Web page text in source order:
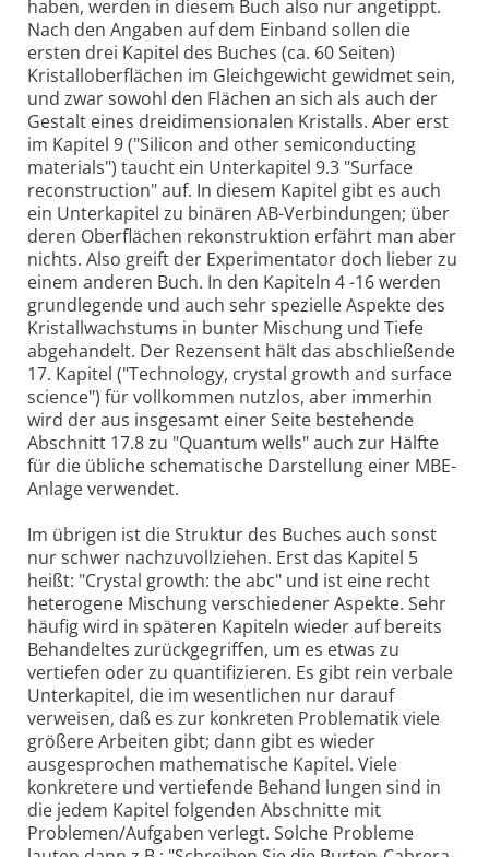
haben, werden in diesem Buch also nur angetippt.
Nach den Angaben auf dem Einband sollen die
ersten drei Kapitel des Buches (ca. 60 Seiten)
Kristalloberflächen im Gleichgewicht gewidmet sein,
und zwar sowohl den Flächen an sich als auch der
Gestalt eines dreidimensionalen Kristalls. Aber erst
im Kapitel 9 ("Silicon and other semiconducting
materials") taucht ein Unterkapitel 9.3 "Surface
reconstruction" auf. In diesem Kapitel gibt es auch
ein Unterkapitel zu binären AB-Verbindungen; über
deren Oberflächen rekonstruktion erfährt man aber
nichts. Also greift der Experimentator doch lieber zu
einem anderen Buch. In den Kapiteln 4 -16 werden
grundlegende und auch sehr spezielle Aspekte des
Kristallwachstums in bunter Mischung und Tiefe
abgehandelt. Der Rezensent hält das abschließende
17. Kapitel ("Technology, crystal growth and surface
science") für vollkommen nutzlos, aber immerhin
wird der aus insgesamt einer Seite bestehende
Abschnitt 17.8 zu "Quantum wells" auch zur Hälfte
für die übliche schematische Darstellung einer MBE-
Anlage verwendet.
Im übrigen ist die Struktur des Buches auch sonst
nur schwer nachzuvollziehen. Erst das Kapitel 5
heißt: "Crystal growth: the abc" und ist eine recht
heterogene Mischung verschiedener Aspekte. Sehr
häufig wird in späteren Kapiteln wieder auf bereits
Behandeltes zurückgegriffen, um es etwas zu
vertiefen oder zu quantifizieren. Es gibt rein verbale
Unterkapitel, die im wesentlichen nur darauf
verweisen, daß es zur konkreten Problematik viele
größere Arbeiten gibt; dann gibt es wieder
ausgesprochen mathematische Kapitel. Viele
konkretere und vertiefende Behand lungen sind in
die jedem Kapitel folgenden Abschnitte mit
Problemen/Aufgaben verlegt. Solche Probleme